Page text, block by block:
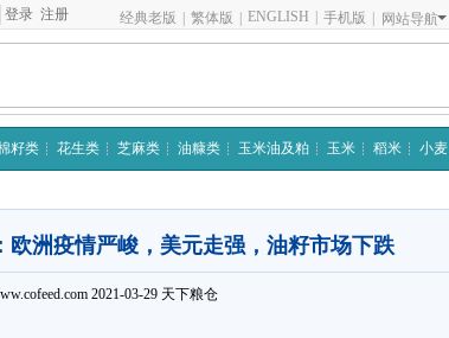
注册 经典老版 繁体版 ENGLISH 手机版 网站导航
籽类 花生类 芝麻类 油糠类 玉米油及粕 玉米 稻米 小麦
欧洲疫情严峻，美元走强，油籽市场下跌
2021-03-29 天下粮仓